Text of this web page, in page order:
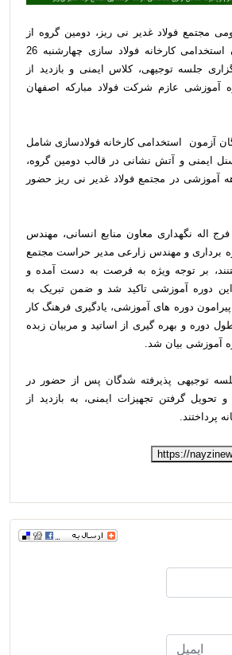
مجتمع فولاد غدیر نی ریز، دومین گروه از
پذیرفته شدگان آزمون استخدامی کارخانه فولاد سازی چهارشنبه 26
جلسه توجیهی، کلاس ایمنی و بازدید از
آموزشی عازم شرکت فولاد مبارکه اصفهان
آزمون استخدامی کارخانه فولادسازی شامل
ایمنی و آتش نشانی در قالب دومین گروه،
آموزشی در مجتمع فولاد غدیر نی ریز حضور
اله نگهداری معاون منابع انسانی، مهندس
برداری و مهندس زارعی مدیر حراست مجتمع
بر توجه ویژه به فرصت به دست آمده و
دوره آموزشی تاکید شد و ضمن تبریک به
دوره های آموزشی، یادگیری فرهنگ کار
دوره و بهره گیری از اساتید و مربیان زبده
آموزشی بیان شد.
توجیهی پذیرفته شدگان پس از حضور در
تحویل گرفتن تجهیزات ایمنی، به بازدید از
پرداختند.
https://